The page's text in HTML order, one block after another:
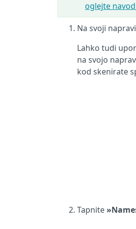
oglejte
Na svoji
Lahko tudi
na svojo
kod skenirate
Tapnite